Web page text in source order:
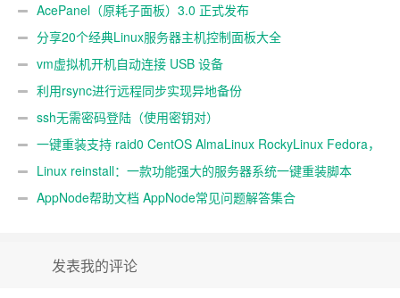
AcePanel（原耗子面板）3.0 正式发布
分享20个经典Linux服务器主机控制面板大全
vm虚拟机开机自动连接 USB 设备
利用rsync进行远程同步实现异地备份
ssh无需密码登陆（使用密钥对）
一键重装支持 raid0 CentOS AlmaLinux RockyLinux Fedora，
不同系统互装
Linux reinstall：一款功能强大的服务器系统一键重装脚本
AppNode帮助文档 AppNode常见问题解答集合
发表我的评论